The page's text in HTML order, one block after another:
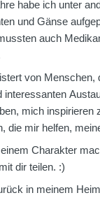
habe ich unter
und Gänse
auch
von Menschen,
mich inspirieren
die mir helfen,
Charakter
dir teilen. :)
in meinem